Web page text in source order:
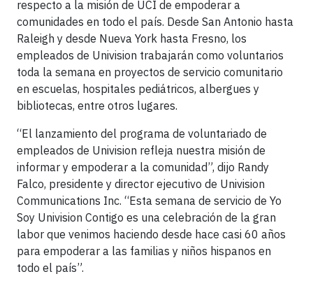
respecto a la misión de UCI de empoderar a
comunidades en todo el país. Desde San Antonio hasta
Raleigh y desde Nueva York hasta Fresno, los
empleados de Univision trabajarán como voluntarios
toda la semana en proyectos de servicio comunitario
en escuelas, hospitales pediátricos, albergues y
bibliotecas, entre otros lugares.
“El lanzamiento del programa de voluntariado de
empleados de Univision refleja nuestra misión de
informar y empoderar a la comunidad”, dijo Randy
Falco, presidente y director ejecutivo de Univision
Communications Inc. “Esta semana de servicio de Yo
Soy Univision Contigo es una celebración de la gran
labor que venimos haciendo desde hace casi 60 años
para empoderar a las familias y niños hispanos en
todo el país”.